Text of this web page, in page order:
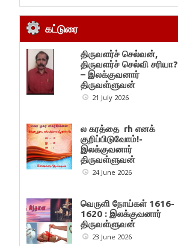
கட்டுரை
திருவளர்ச் செல்வன்,
திருவளர்ச் செல்வி சரியா?
– இலக்குவனார்
திருவள்ளுவன்
21 July 2026
ல கரத்தை rh எனக்
குறிப்பிடுவோம்!-
இலக்குவனார்
திருவள்ளுவன்
24 June 2026
வெருளி நோய்கள் 1616-
1620 : இலக்குவனார்
திருவள்ளுவன்
23 June 2026